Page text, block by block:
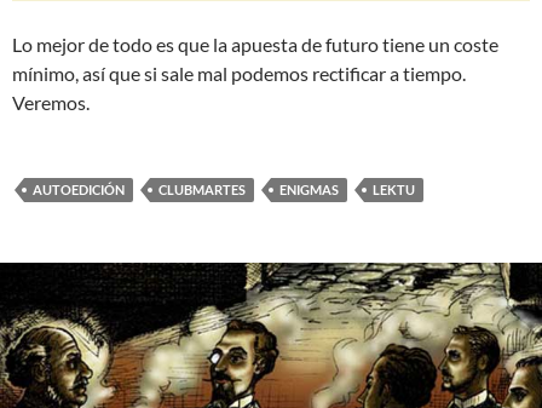
Lo mejor de todo es que la apuesta de futuro tiene un coste
mínimo, así que si sale mal podemos rectificar a tiempo.
Veremos.
AUTOEDICIÓN CLUBMARTES ENIGMAS LEKTU